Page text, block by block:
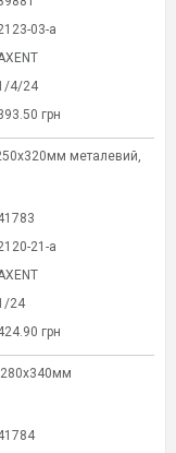
03-a
4/24
грн
металевий,
21-a
24
грн